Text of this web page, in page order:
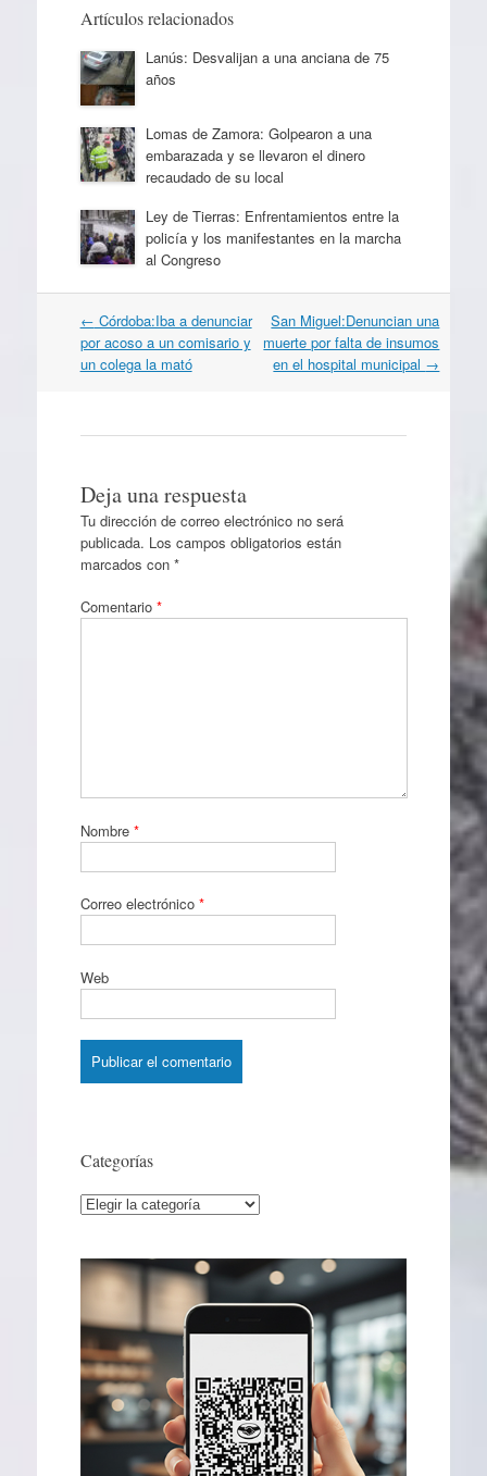
Artículos relacionados
Lanús: Desvalijan a una anciana de 75
años
Lomas de Zamora: Golpearon a una
embarazada y se llevaron el dinero
recaudado de su local
Ley de Tierras: Enfrentamientos entre la
policía y los manifestantes en la marcha
al Congreso
Navegación
por
artículos
← Córdoba:Iba a denunciar
por acoso a un comisario y
un colega la mató
San Miguel:Denuncian una
muerte por falta de insumos
en el hospital municipal →
Deja una respuesta
Tu dirección de correo electrónico no será
publicada. Los campos obligatorios están
marcados con *
Comentario *
Nombre *
Correo electrónico *
Web
Categorías
Categorías